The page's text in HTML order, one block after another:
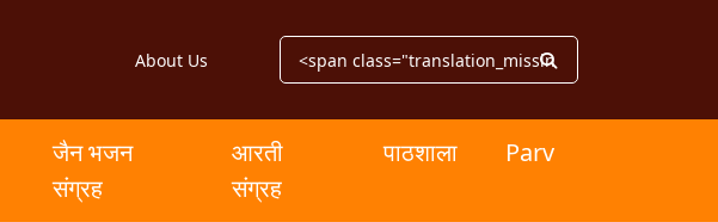
About Us
जैन भजन
संग्रह
आरती
संग्रह
पाठशाला Parv